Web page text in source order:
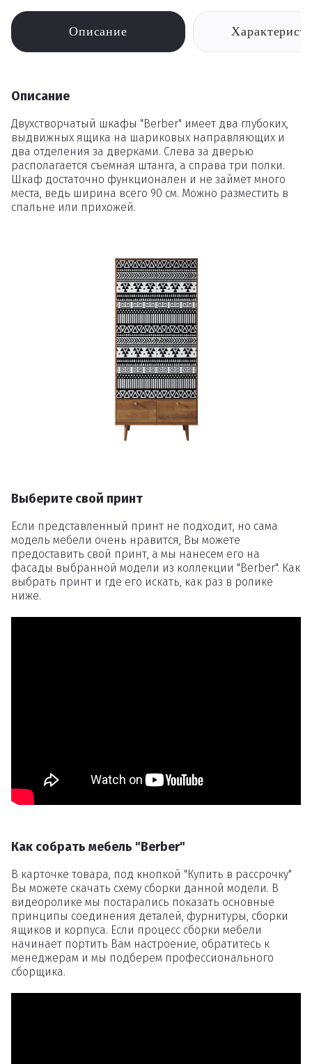
Описание
Описание
Двухстворчатый шкафы "Berber" имеет два глубоких,
выдвижных ящика на шариковых направляющих и
два отделения за дверками. Слева за дверью
располагается съемная штанга, а справа три полки.
Шкаф достаточно функционален и не займет много
места, ведь ширина всего 90 см. Можно разместить в
спальне или прихожей.
Выберите свой принт
Если представленный принт не подходит, но сама
модель мебели очень нравится, Вы можете
предоставить свой принт, а мы нанесем его на
фасады выбранной модели из коллекции "Berber". Как
выбрать принт и где его искать, как раз в ролике
ниже.
Как собрать мебель "Berber"
В карточке товара, под кнопкой "Купить в рассрочку"
Вы можете скачать схему сборки данной модели. В
видеоролике мы постарались показать основные
принципы соединения деталей, фурнитуры, сборки
ящиков и корпуса. Если процесс сборки мебели
начинает портить Вам настроение, обратитесь к
менеджерам и мы подберем профессионального
сборщика.